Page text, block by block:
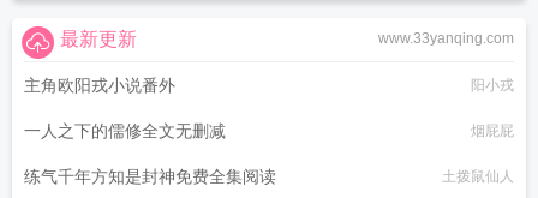
www.33yanqing.com
最新更新
主角欧阳戎小说番外 阳小戎
一人之下的儒修全文无删减 烟屁屁
练气千年方知是封神免费全集阅读 土拨鼠仙人